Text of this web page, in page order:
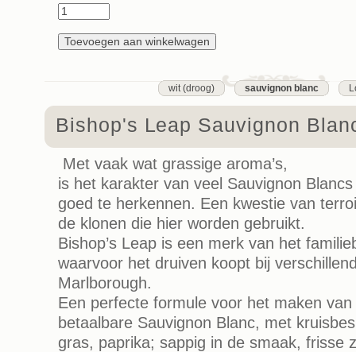
wit (droog) sauvignon blanc
Bishop's Leap Sauvignon
Met vaak wat grassige aroma’s,
is het karakter van veel Sauvignon
goed te herkennen. Een kwestie van
de klonen die hier worden gebruikt.
Bishop’s Leap is een merk van het
waarvoor het druiven koopt bij
Marlborough.
Een perfecte formule voor het maken
betaalbare Sauvignon Blanc, met
gras, paprika; sappig in de smaak, frisse